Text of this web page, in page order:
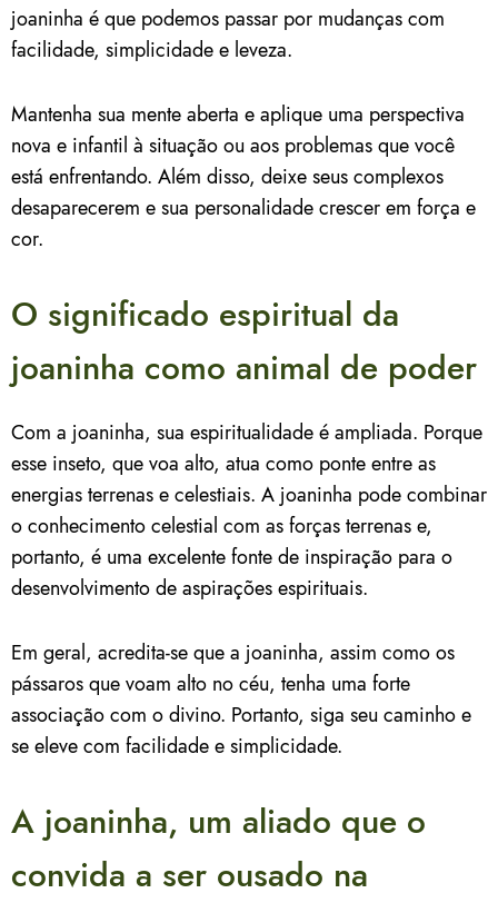
joaninha é que podemos passar por mudanças com
facilidade, simplicidade e leveza.
Mantenha sua mente aberta e aplique uma perspectiva
nova e infantil à situação ou aos problemas que você
está enfrentando. Além disso, deixe seus complexos
desaparecerem e sua personalidade crescer em força e
cor.
O significado espiritual da
joaninha como animal de poder
Com a joaninha, sua espiritualidade é ampliada. Porque
esse inseto, que voa alto, atua como ponte entre as
energias terrenas e celestiais. A joaninha pode combinar
o conhecimento celestial com as forças terrenas e,
portanto, é uma excelente fonte de inspiração para o
desenvolvimento de aspirações espirituais.
Em geral, acredita-se que a joaninha, assim como os
pássaros que voam alto no céu, tenha uma forte
associação com o divino. Portanto, siga seu caminho e
se eleve com facilidade e simplicidade.
A joaninha, um aliado que o
convida a ser ousado na